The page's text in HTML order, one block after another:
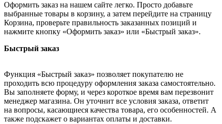
Оформить заказ на нашем сайте легко. Просто добавьте
выбранные товары в корзину, а затем перейдите на страницу
Корзина, проверьте правильность заказанных позиций и
нажмите кнопку «Оформить заказ» или «Быстрый заказ».
Быстрый заказ
Функция «Быстрый заказ» позволяет покупателю не
проходить всю процедуру оформления заказа самостоятельно.
Вы заполняете форму, и через короткое время вам перезвонит
менеджер магазина. Он уточнит все условия заказа, ответит
на вопросы, касающиеся качества товара, его особенностей. А
также подскажет о вариантах оплаты и доставки.